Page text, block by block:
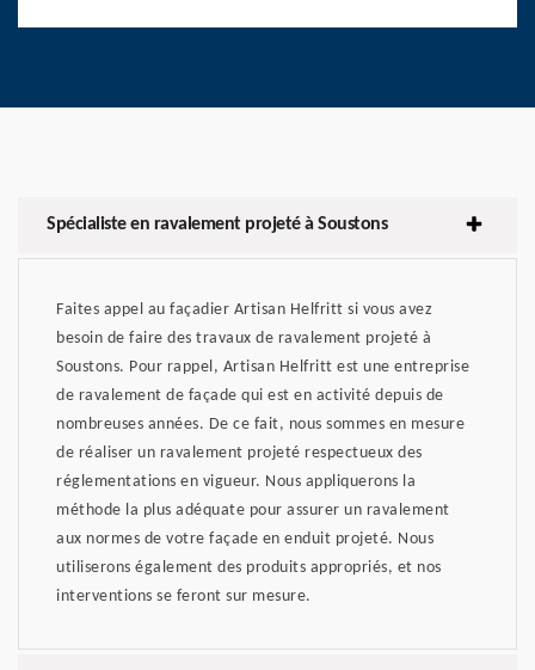
Spécialiste en ravalement projeté à Soustons
Faites appel au façadier Artisan Helfritt si vous avez
besoin de faire des travaux de ravalement projeté à
Soustons. Pour rappel, Artisan Helfritt est une entreprise
de ravalement de façade qui est en activité depuis de
nombreuses années. De ce fait, nous sommes en mesure
de réaliser un ravalement projeté respectueux des
réglementations en vigueur. Nous appliquerons la
méthode la plus adéquate pour assurer un ravalement
aux normes de votre façade en enduit projeté. Nous
utiliserons également des produits appropriés, et nos
interventions se feront sur mesure.